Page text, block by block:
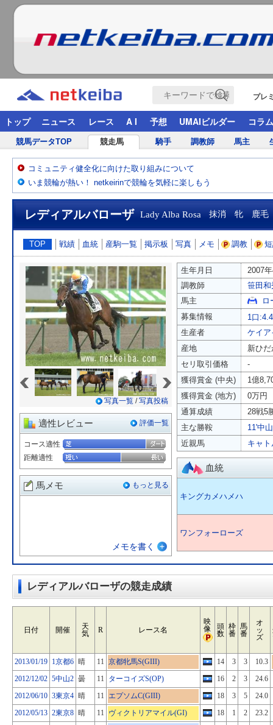
プレ
トップ ニュース レース A I 予想 UMAIビルダー コラム
競馬データTOP 競走馬 騎手 調教師 馬主
コミュニティ健全化に向けた取り組みについて
いま競輪が熱い！ netkeirinで競輪を気軽に楽しもう
レディアルバローザ Lady Alba Rosa 抹消 牝 鹿毛
TOP 戦績 血統 産駒一覧 掲示板 写真 メモ 調教
写真一覧 /写真投稿
適性レビュー 評価一覧
コース適性
距離適性
馬メモ もっと見る
メモを書く
生年月日
2007
調教師
笹田和
馬主
ロ
募集情報
1口
生産者
ケイア
産地
新ひ
セリ取引価格
-
獲得賞金 (中央)
1億
獲得賞金 (地方)
0万円
通算成績
28戦5
主な勝鞍
11'中
近親馬
キャ
血統
キングカメハメハ
ワンフォーローズ
レディアルバローザの競走成績
日付 開催
天
気
R レース名
映
像
頭
数
枠
番
馬
番
オ
ッ
ズ
2013/01/19 1京都6 晴 11 京都牝馬S(GIII) 14 3 3
10.3
2012/12/02 5中山2 曇 11 ターコイズS(OP) 16 2 3 24.6
2012/06/10 3東京4 晴 11 エプソムC(GIII) 18 3 5
24.0
2012/05/13 2東京8 晴 11 ヴィクトリアマイル(GI) 18 1 2
23.2